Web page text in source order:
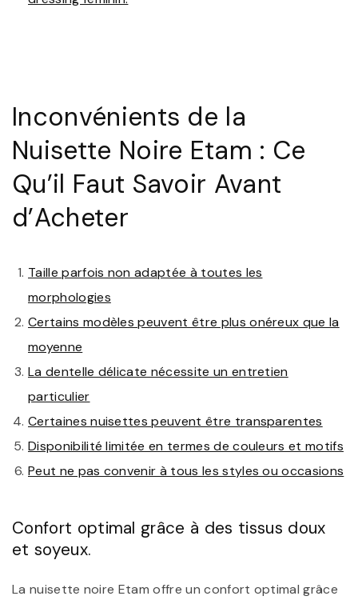
Inconvénients de la
Nuisette Noire Etam : Ce
Qu’il Faut Savoir Avant
d’Acheter
Taille parfois non adaptée à toutes les
morphologies
Certains modèles peuvent être plus onéreux que la
moyenne
La dentelle délicate nécessite un entretien
particulier
Certaines nuisettes peuvent être transparentes
Disponibilité limitée en termes de couleurs et motifs
Peut ne pas convenir à tous les styles ou occasions
Confort optimal grâce à des tissus doux
et soyeux.
La nuisette noire Etam offre un confort optimal grâce